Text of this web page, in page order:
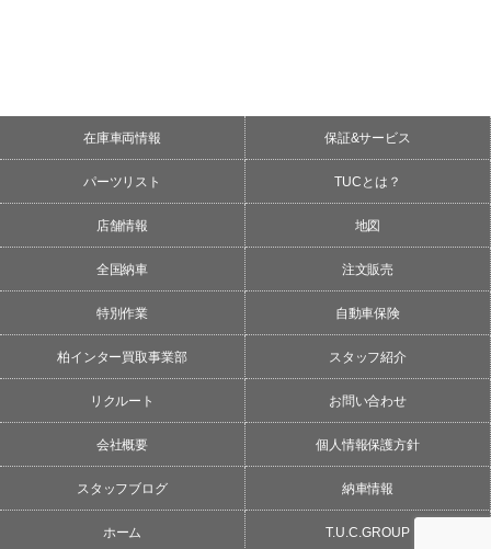
在庫車両情報 保証&サービス
パーツリスト TUCとは？
店舗情報 地図
全国納車 注文販売
特別作業 自動車保険
柏インター買取事業部 スタッフ紹介
リクルート お問い合わせ
会社概要 個人情報保護方針
スタッフブログ 納車情報
ホーム T.U.C.GROUP